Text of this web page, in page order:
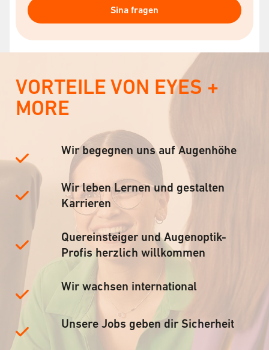
Sina fragen
VORTEILE VON EYES +
MORE
Wir begegnen uns auf Augenhöhe
Wir leben Lernen und gestalten
Karrieren
Quereinsteiger und Augenoptik-
Profis herzlich willkommen
Wir wachsen international
Unsere Jobs geben dir Sicherheit